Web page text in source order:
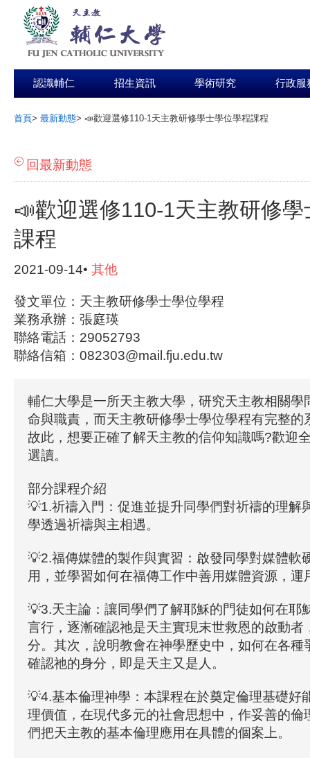
認識輔仁 招生資訊 學術研究 行政服
首頁> 最新動態> 📣歡迎選修110-1天主教研修學士學位學程課程
回最新動態
📣歡迎選修110-1天主教研修
課程
2021-09-14• 其他
發文單位：天主教研修學士學位學程
業務承辦：張庭瑛
聯絡電話：29052793
聯絡信箱：082303@mail.fju.edu.tw
輔仁大學是一所天主教大學，研究天主教相關學
命與職責，而天主教研修學士學位學程有完整的
故此，想要正確了解天主教的信仰知識嗎?歡迎
選讀。
部分課程介紹
💡1.祈禱入門：促進並提升同學們對祈禱的理解
學透過祈禱與主相遇。
💡2.福傳媒體的製作與實習：啟發同學對媒體軟
用，並學習如何在福傳工作中善用媒體資源，運
💡3.天主論：讓同學們了解耶穌的門徒如何在耶
言行，逐漸確認祂是天主實現末世救恩的啟動者
分。其次，說明教會在神學歷史中，如何在各種
確認祂的身分，即是天主又是人。
💡4.基本倫理神學：本課程在於奠定倫理基礎好
理價值，在現代多元的社會思想中，作妥善的倫
們把天主教的基本倫理應用在具體的個案上。